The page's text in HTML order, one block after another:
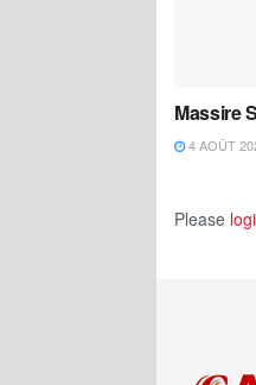
Massire
4 AOÛT
Please